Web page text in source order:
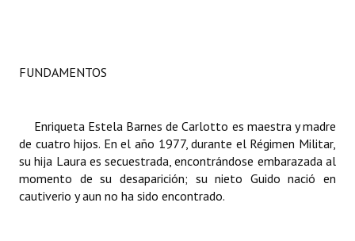
Actas de Audiencias Públicas
NORMATIVA
FUNDAMENTOS
Enriqueta Estela Barnes de Carlotto es maestra y madre
de cuatro hijos. En el año 1977, durante el Régimen Militar,
su hija Laura es secuestrada, encontrándose embarazada al
momento de su desaparición; su nieto Guido nació en
cautiverio y aun no ha sido encontrado.